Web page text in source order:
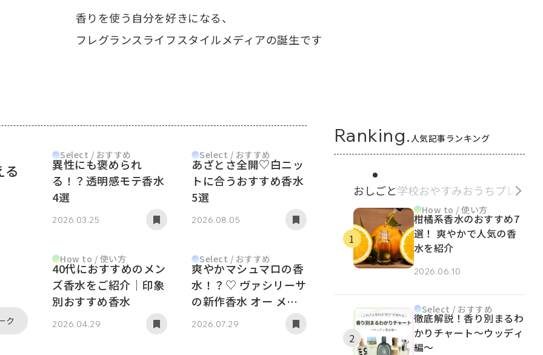
香りを使う自分を好きになる、
フレグランスライフスタイルメディアの誕生です
ク
Select / おすすめ
異性にも褒められ
る！？透明感モテ香水
4選
2026.03.25
Select / おすすめ
あざとさ全開♡白ニッ
トに合うおすすめ香水
5選
2026.08.05
How to / 使い方
40代におすすめのメン
ズ香水をご紹介｜印象
別おすすめ香水
2026.04.29
Select / おすすめ
爽やかマシュマロの香
水！？♡ ヴァシリーサ
の新作香水 オー メロ
ウを徹底レビュー
2026.07.29
Ranking. 人気記事ランキング
おしごと学校おやすみおうち プレゼン
How to / 使い方
柑橘系香水のおすすめ7
選！ 爽やかで人気の香
水を紹介
2026.06.10
Select / おすすめ
徹底解説！香り別まるわ
かりチャート～ウッディ
編～